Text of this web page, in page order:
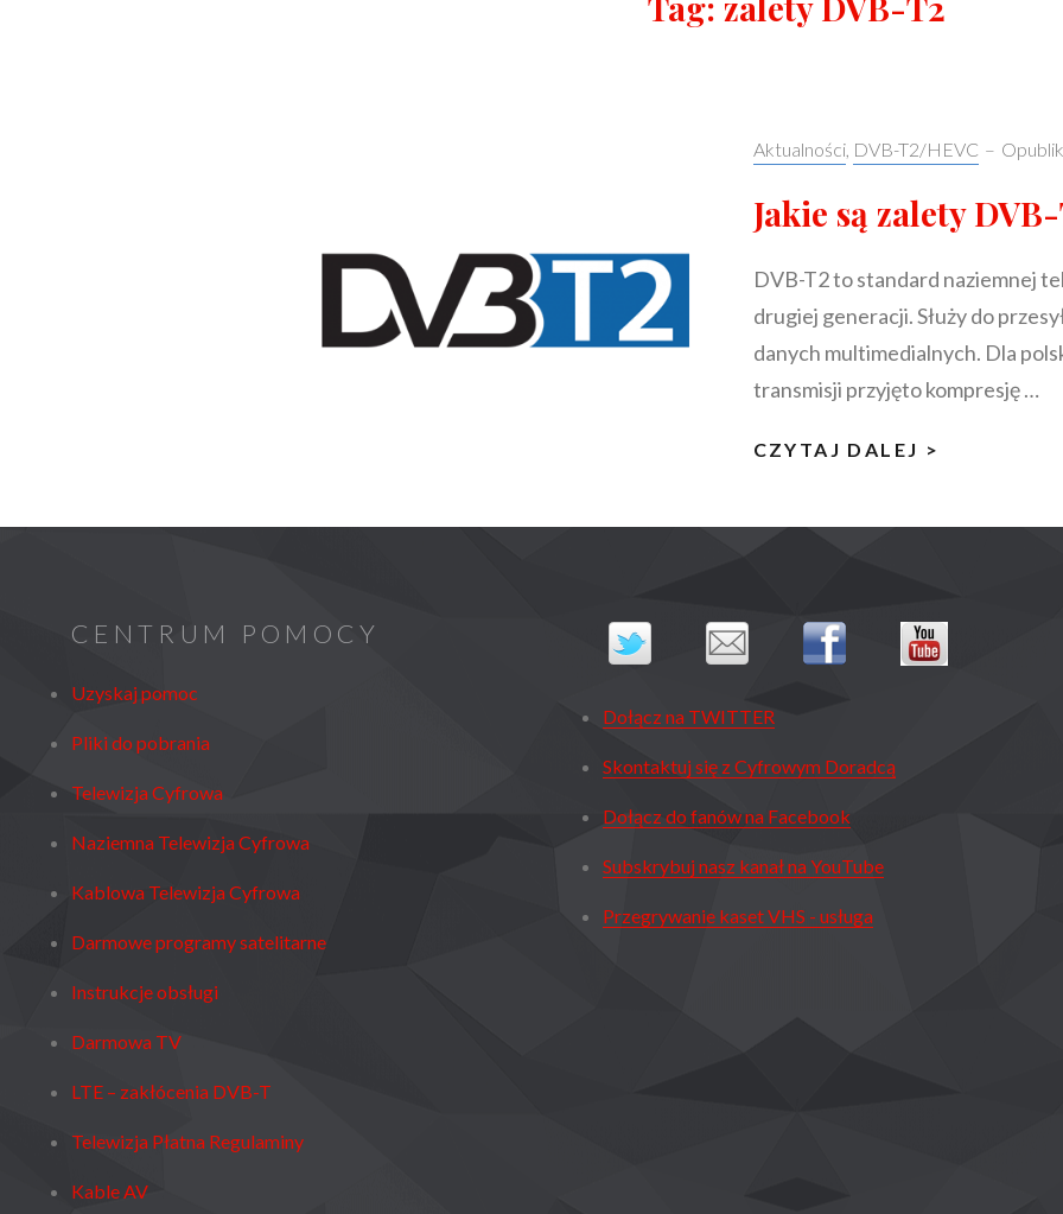
Categories:
Aktualności, DVB-T2/HEVC –
Jakie są zalety
DVB-T2 to standard naziemnej
drugiej generacji. Służy do
danych multimedialnych. Dla
transmisji przyjęto kompresję …
CZYTAJ DALEJ >
CENTRUM POMOCY
Uzyskaj pomoc
Pliki do pobrania
Telewizja Cyfrowa
Naziemna Telewizja Cyfrowa
Kablowa Telewizja Cyfrowa
Darmowe programy satelitarne
Instrukcje obsługi
Darmowa TV
LTE – zakłócenia DVB-T
Telewizja Płatna Regulaminy
Kable AV
Dołącz na TWITTER
Skontaktuj się z Cyfrowym Doradcą
Dołącz do fanów na Facebook
Subskrybuj nasz kanał na YouTube
Przegrywanie kaset VHS - usługa